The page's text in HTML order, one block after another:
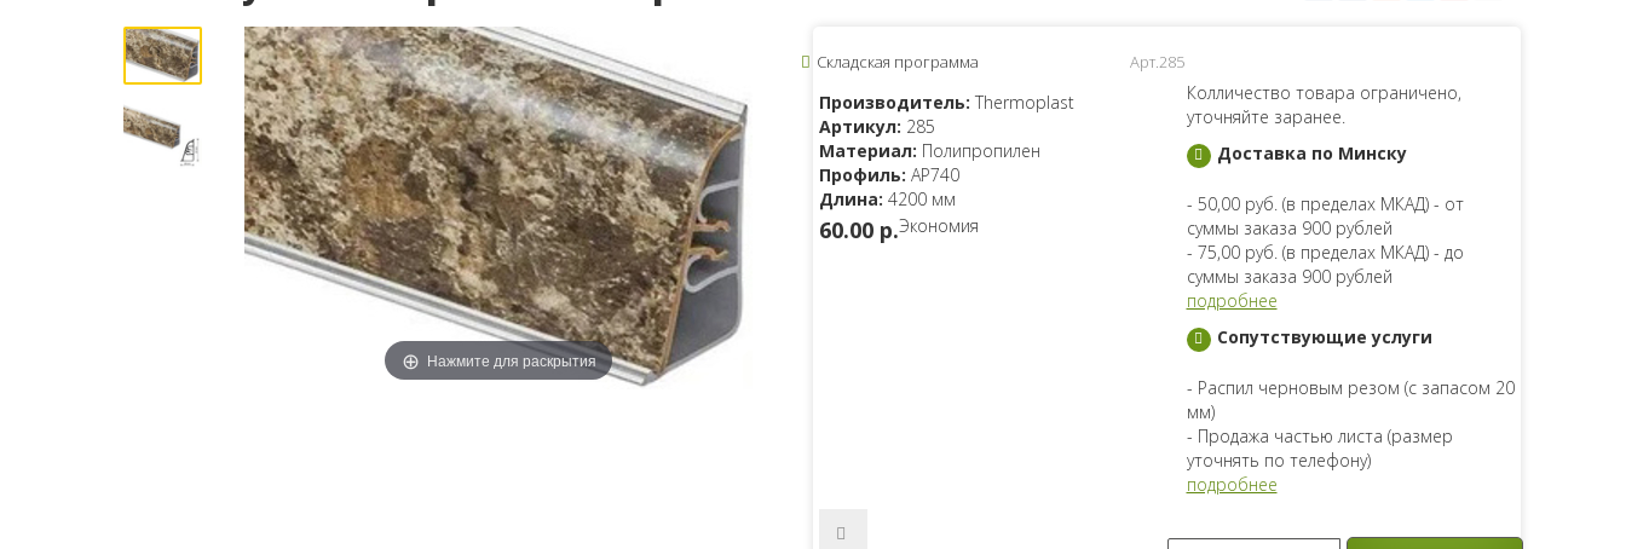
Нажмите для раскрытия
Складская программа Арт.285
Производитель: Thermoplast
Артикул: 285
Материал: Полипропилен
Профиль: AP740
Длина: 4200 мм
60.00 p.Экономия
Колличество товара ограничено,
уточняйте заранее.
Доставка по Минску
- 50,00 руб. (в пределах МКАД) - от
суммы заказа 900 рублей
- 75,00 руб. (в пределах МКАД) - до
суммы заказа 900 рублей
подробнее
Сопутствующие услуги
- Распил черновым резом (с запасом 20
мм)
- Продажа частью листа (размер
уточнять по телефону)
подробнее